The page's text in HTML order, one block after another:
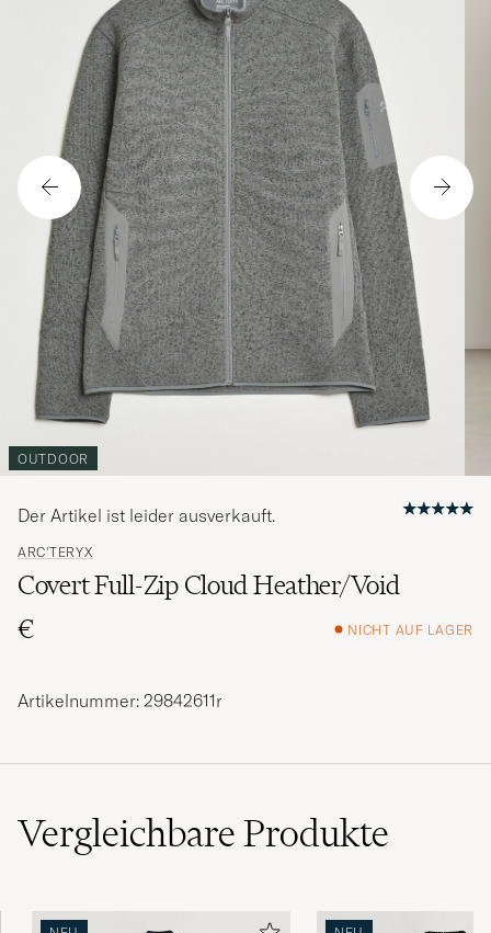
OUTDOOR
ARC'TERYX
Covert Full-Zip Cloud Heather/Void
€
NICHT AUF LAGER
Der Artikel ist leider ausverkauft.
Artikelnummer: 29842611r
VergleichbareProdukte